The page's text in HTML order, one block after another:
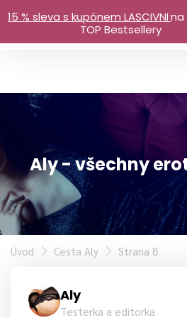
Aly - všechny
Úvod Cesta Aly Strana 8
Aly
Testerka a editorka
15 % sleva s kupónem LASCIVNIna
TOP Bestsellery